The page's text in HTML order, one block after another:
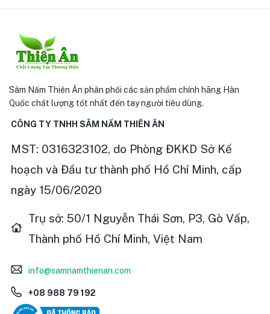
Sâm Nấm Thiên Ân phân phối các sản phẩm chính hãng Hàn
Quốc chất lượng tốt nhất đến tay người tiêu dùng.
CÔNG TY TNHH SÂM NẤM THIÊN ÂN
MST: 0316323102, do Phòng ĐKKD Sở Kế
hoạch và Đầu tư thành phố Hồ Chí Minh, cấp
ngày 15/06/2020
Trụ sở: 50/1 Nguyễn Thái Sơn, P3, Gò Vấp,
Thành phố Hồ Chí Minh, Việt Nam
info@samnamthienan.com
+08 988 79 192